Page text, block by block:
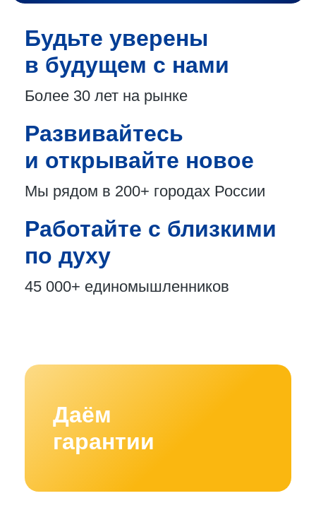
Будьте уверены
в будущем с нами
Более 30 лет на рынке
Развивайтесь
и открывайте новое
Мы рядом в 200+ городах России
Работайте с близкими
по духу
45 000+ единомышленников
Даём
гарантии